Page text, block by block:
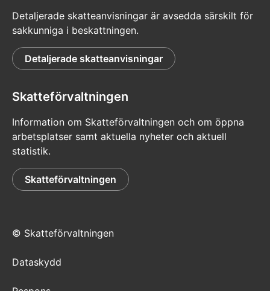
Detaljerade skatteanvisningar är avsedda särskilt för
sakkunniga i beskattningen.
Detaljerade skatteanvisningar
Skatteförvaltningen
Information om Skatteförvaltningen och om öppna
arbetsplatser samt aktuella nyheter och aktuell
statistik.
Skatteförvaltningen
© Skatteförvaltningen
Dataskydd